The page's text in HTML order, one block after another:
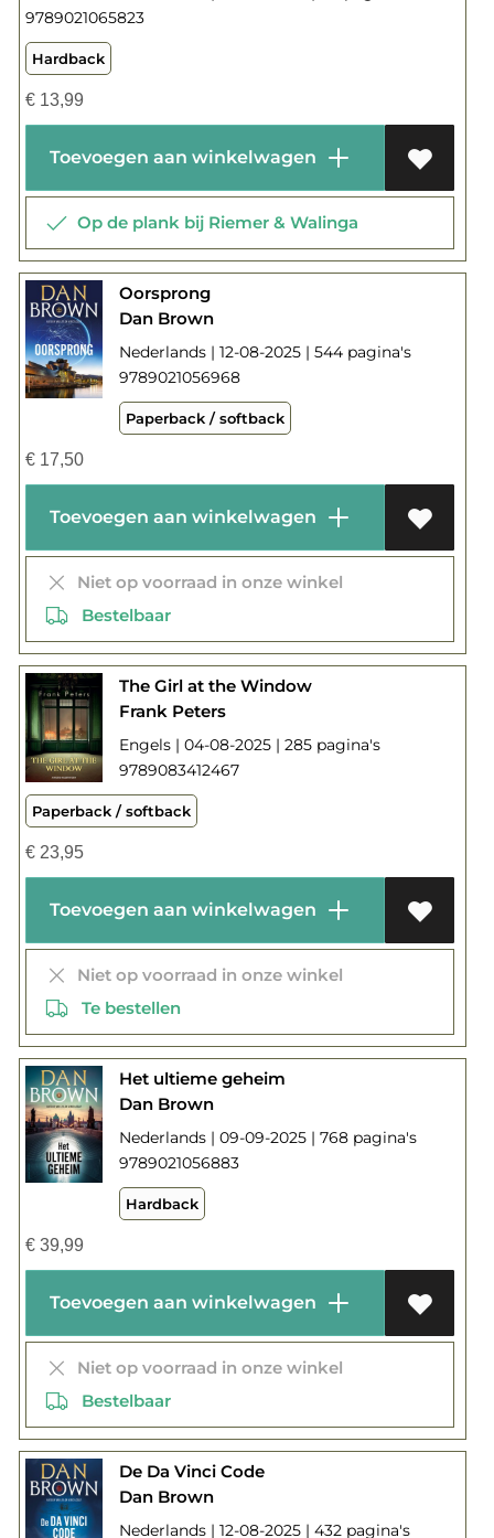
9789021065823
Hardback
€13,99
Toevoegen aan winkelwagen
Op de plank bij Riemer & Walinga
Oorsprong
Dan Brown
Nederlands | 12-08-2025 | 544 pagina's
9789021056968
Paperback / softback
€17,50
Toevoegen aan winkelwagen
Niet op voorraad in onze winkel
Bestelbaar
The Girl at the Window
Frank Peters
Engels | 04-08-2025 | 285 pagina's
9789083412467
Paperback / softback
€23,95
Toevoegen aan winkelwagen
Niet op voorraad in onze winkel
Te bestellen
Het ultieme geheim
Dan Brown
Nederlands | 09-09-2025 | 768 pagina's
9789021056883
Hardback
€39,99
Toevoegen aan winkelwagen
Niet op voorraad in onze winkel
Bestelbaar
De Da Vinci Code
Dan Brown
Nederlands | 12-08-2025 | 432 pagina's